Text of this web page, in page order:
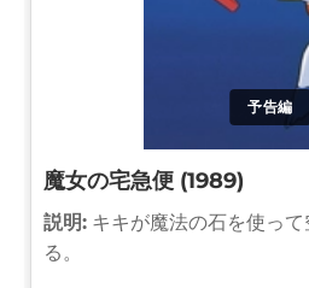
予告編
魔女の宅急便 (1989)
説明: キキが魔法の石を使っ
る。